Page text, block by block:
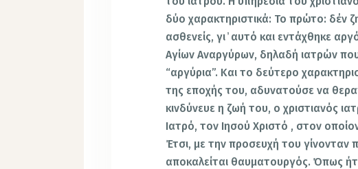
δύο χαρακτηριστικά: Το πρώτο: δέν
ασθενείς, γι ̓ αυτό και εντάχθηκε
Αγίων Αναργύρων, δηλαδή ιατρών
“αργύρια”. Και το δεύτερο
της εποχής του, αδυνατούσε να
κινδύνευε η ζωή του, ο χριστιανός
Ιατρό, τον Ιησού Χριστό , στον
Έτσι, με την προσευχή του γίνονταν
αποκαλείται θαυματουργός. Όπως